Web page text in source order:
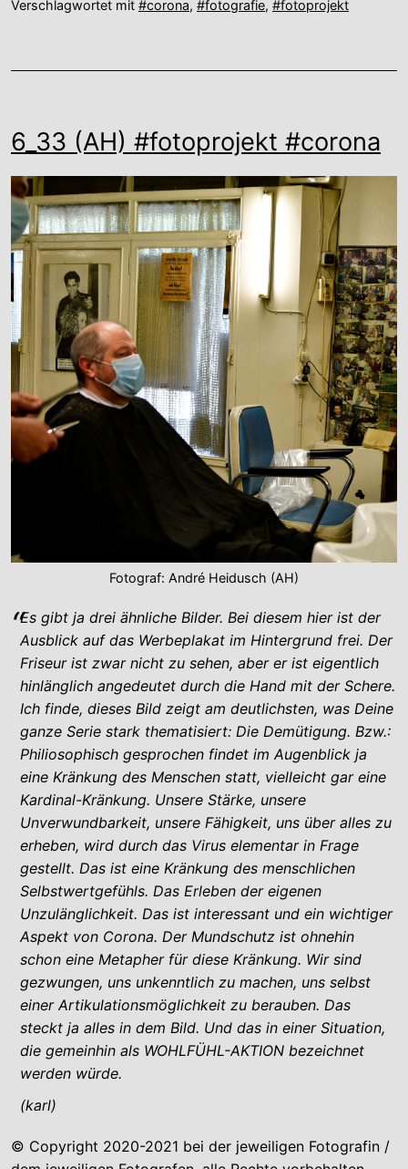
Verschlagwortet mit #corona, #fotografie, #fotoprojekt
6_33 (AH) #fotoprojekt #corona
Fotograf: André Heidusch (AH)
Es gibt ja drei ähnliche Bilder. Bei diesem hier ist der
Ausblick auf das Werbeplakat im Hintergrund frei. Der
Friseur ist zwar nicht zu sehen, aber er ist eigentlich
hinlänglich angedeutet durch die Hand mit der Schere.
Ich finde, dieses Bild zeigt am deutlichsten, was Deine
ganze Serie stark thematisiert: Die Demütigung. Bzw.:
Philiosophisch gesprochen findet im Augenblick ja
eine Kränkung des Menschen statt, vielleicht gar eine
Kardinal-Kränkung. Unsere Stärke, unsere
Unverwundbarkeit, unsere Fähigkeit, uns über alles zu
erheben, wird durch das Virus elementar in Frage
gestellt. Das ist eine Kränkung des menschlichen
Selbstwertgefühls. Das Erleben der eigenen
Unzulänglichkeit. Das ist interessant und ein wichtiger
Aspekt von Corona. Der Mundschutz ist ohnehin
schon eine Metapher für diese Kränkung. Wir sind
gezwungen, uns unkenntlich zu machen, uns selbst
einer Artikulationsmöglichkeit zu berauben. Das
steckt ja alles in dem Bild. Und das in einer Situation,
die gemeinhin als WOHLFÜHL-AKTION bezeichnet
werden würde.
(karl)
© Copyright 2020-2021 bei der jeweiligen Fotografin /